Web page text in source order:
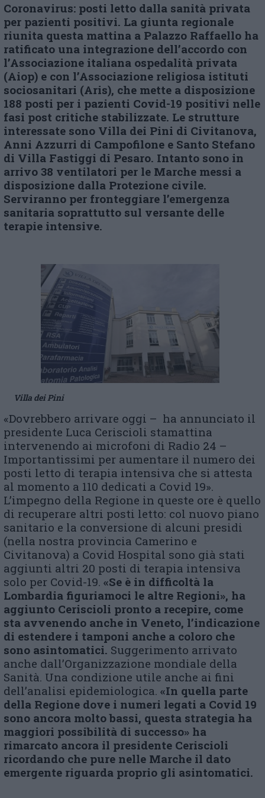
Coronavirus: posti letto dalla sanità privata
per pazienti positivi. La giunta regionale
riunita questa mattina a Palazzo Raffaello ha
ratificato una integrazione dell’accordo con
l’Associazione italiana ospedalità privata
(Aiop) e con l’Associazione religiosa istituti
sociosanitari (Aris), che mette a disposizione
188 posti per i pazienti Covid-19 positivi nelle
fasi post critiche stabilizzate. Le strutture
interessate sono Villa dei Pini di Civitanova,
Anni Azzurri di Campofilone e Santo Stefano
di Villa Fastiggi di Pesaro. Intanto sono in
arrivo 38 ventilatori per le Marche messi a
disposizione dalla Protezione civile.
Serviranno per fronteggiare l’emergenza
sanitaria soprattutto sul versante delle
terapie intensive.
Villa dei Pini
«Dovrebbero arrivare oggi – ha annunciato il
presidente Luca Ceriscioli stamattina
intervenendo ai microfoni di Radio 24 –
Importantissimi per aumentare il numero dei
posti letto di terapia intensiva che si attesta
al momento a 110 dedicati a Covid 19».
L’impegno della Regione in queste ore è quello
di recuperare altri posti letto: col nuovo piano
sanitario e la conversione di alcuni presidi
(nella nostra provincia Camerino e
Civitanova) a Covid Hospital sono già stati
aggiunti altri 20 posti di terapia intensiva
solo per Covid-19. «Se è in difficoltà la
Lombardia figuriamoci le altre Regioni», ha
aggiunto Ceriscioli pronto a recepire, come
sta avvenendo anche in Veneto, l’indicazione
di estendere i tamponi anche a coloro che
sono asintomatici. Suggerimento arrivato
anche dall’Organizzazione mondiale della
Sanità. Una condizione utile anche ai fini
dell’analisi epidemiologica. «In quella parte
della Regione dove i numeri legati a Covid 19
sono ancora molto bassi, questa strategia ha
maggiori possibilità di successo» ha
rimarcato ancora il presidente Ceriscioli
ricordando che pure nelle Marche il dato
emergente riguarda proprio gli asintomatici.